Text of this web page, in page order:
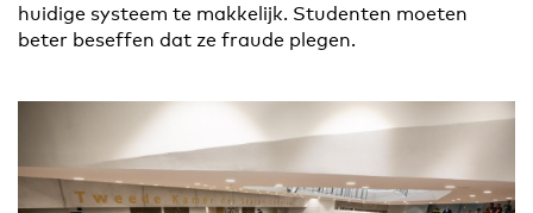
huidige systeem te makkelijk. Studenten moeten
beter beseffen dat ze fraude plegen.